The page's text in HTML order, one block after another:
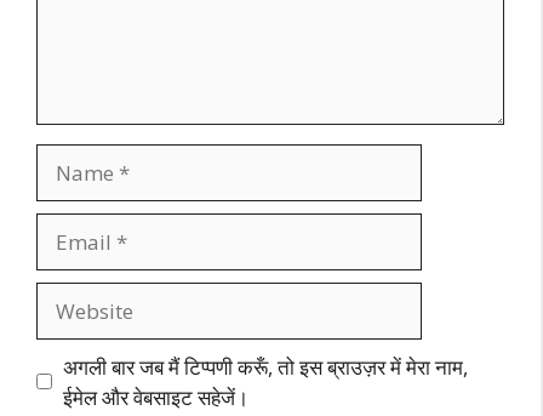
अगली बार जब मैं टिप्पणी करूँ, तो इस ब्राउज़र में मेरा नाम,
ईमेल और वेबसाइट सहेजें।